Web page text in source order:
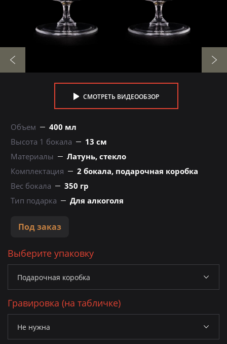
СМОТРЕТЬ ВИДЕООБЗОР
Объем
400 мл
Высота 1 бокала
13 см
Материалы
Латунь, стекло
Комплектация
2 бокала, подарочная коробка
Вес бокала
350 гр
Тип подарка
Для алкоголя
Под заказ
Выберите упаковку
Гравировка (на табличке)